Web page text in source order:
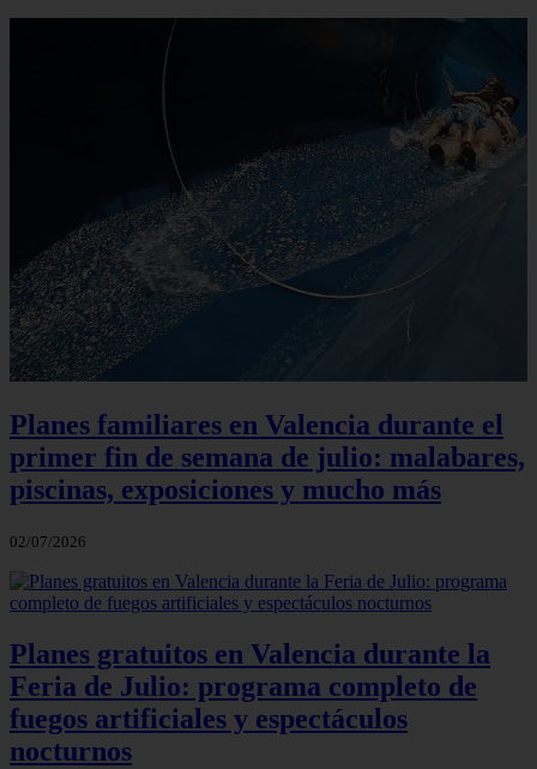
Planes familiares en Valencia durante el
primer fin de semana de julio: malabares,
piscinas, exposiciones y mucho más
02/07/2026
Planes gratuitos en Valencia durante la
Feria de Julio: programa completo de
fuegos artificiales y espectáculos
nocturnos